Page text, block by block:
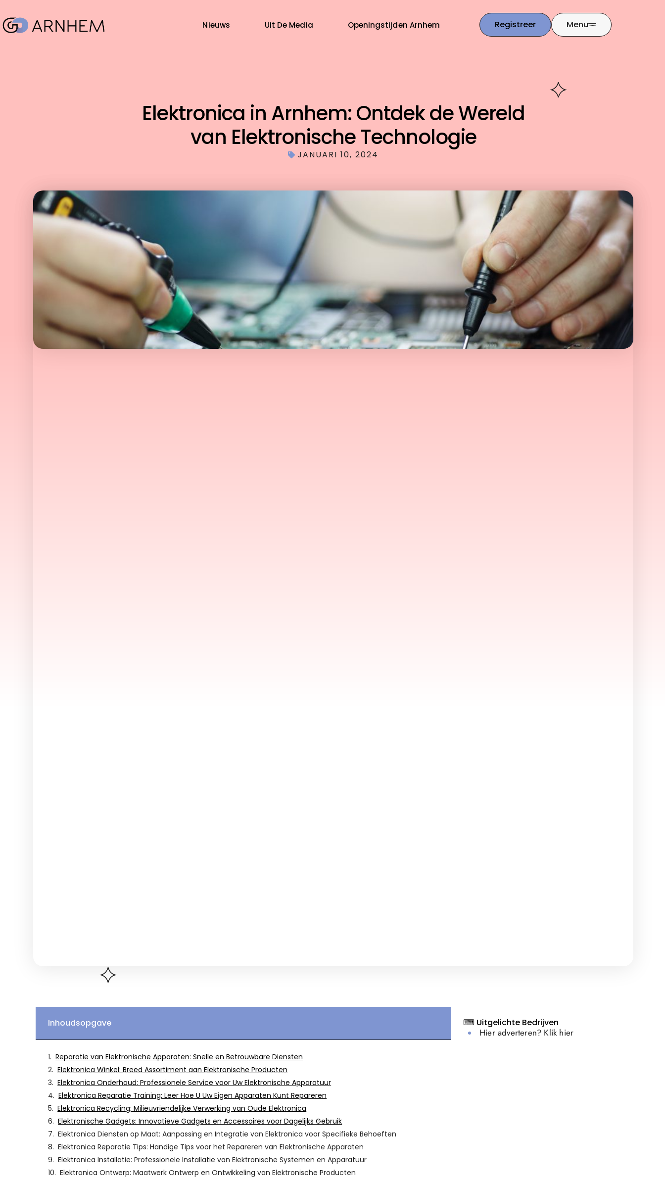
Nieuws Uit De Media Openingstijden Arnhem Registreer Menu
Elektronica in Arnhem: Ontdek de Wereld
van Elektronische Technologie
JANUARI 10, 2024
Inhoudsopgave
Reparatie van Elektronische Apparaten: Snelle en Betrouwbare Diensten
Elektronica Winkel: Breed Assortiment aan Elektronische Producten
Elektronica Onderhoud: Professionele Service voor Uw Elektronische Apparatuur
Elektronica Reparatie Training: Leer Hoe U Uw Eigen Apparaten Kunt Repareren
Elektronica Recycling: Milieuvriendelijke Verwerking van Oude Elektronica
Elektronische Gadgets: Innovatieve Gadgets en Accessoires voor Dagelijks Gebruik
Elektronica Diensten op Maat: Aanpassing en Integratie van Elektronica voor Specifieke Behoeften
Elektronica Reparatie Tips: Handige Tips voor het Repareren van Elektronische Apparaten
Elektronica Installatie: Professionele Installatie van Elektronische Systemen en Apparatuur
Elektronica Ontwerp: Maatwerk Ontwerp en Ontwikkeling van Elektronische Producten
⌨ Uitgelichte Bedrijven
Hier adverteren? Klik hier